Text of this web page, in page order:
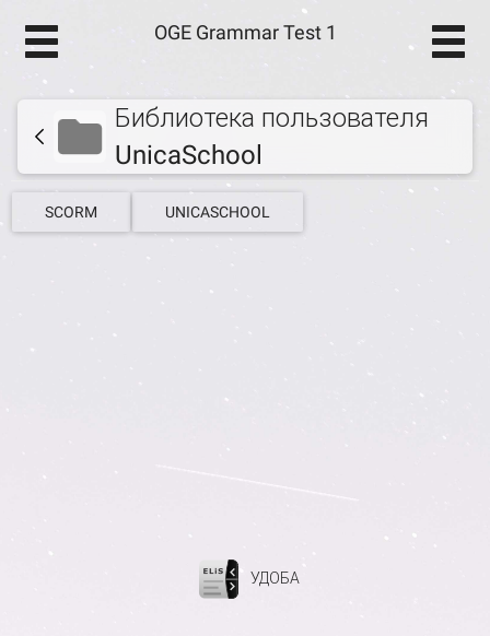
OGE Grammar Test 1
Библиотека пользователя
UnicaSchool
SCORM UNICASCHOOL
УДОБА